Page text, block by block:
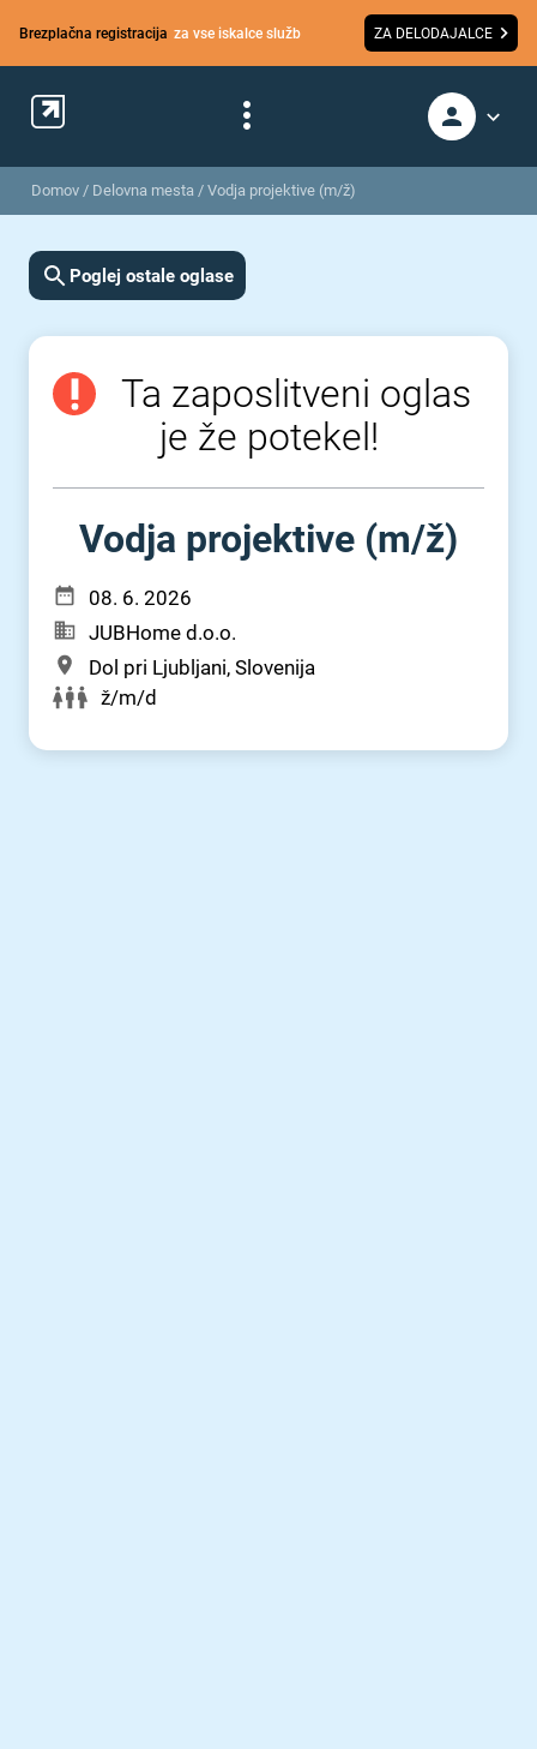
Brezplačna registracija za vse iskalce služb ZA DELODAJALCE
Domov / Delovna mesta / Vodja projektive (m/ž)
Poglej ostale oglase
Ta zaposlitveni oglas
je že potekel!
Vodja projektive (m⁠/⁠ž)
08. 6. 2026
JUBHome d.o.o.
Dol pri Ljubljani, Slovenija
ž/m/d